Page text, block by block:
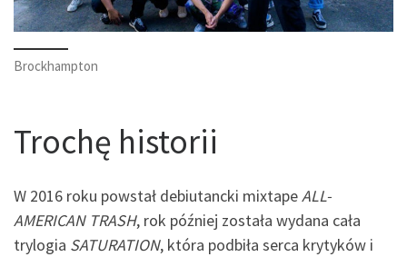
Brockhampton
Trochę historii
W 2016 roku powstał debiutancki mixtape ALL-
AMERICAN TRASH, rok później została wydana cała
trylogia SATURATION, która podbiła serca krytyków i